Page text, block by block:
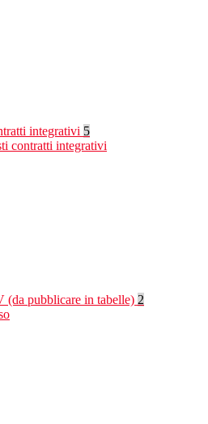
integrativi 5
contratti integrativi
(da pubblicare in tabelle) 2